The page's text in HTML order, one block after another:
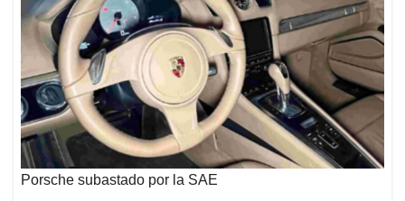
Porsche subastado por la SAE